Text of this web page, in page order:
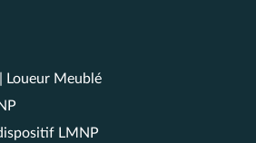
Loueur Meublé
LMNP